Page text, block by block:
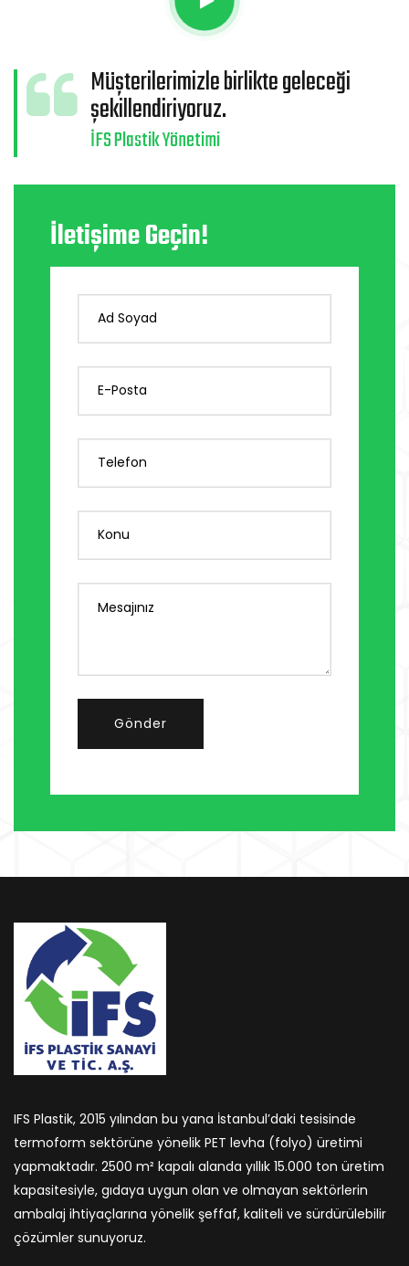
Müşterilerimizle birlikte geleceği
şekillendiriyoruz.
İFS Plastik Yönetimi
İletişime Geçin!
IFS Plastik, 2015 yılından bu yana İstanbul’daki tesisinde
termoform sektörüne yönelik PET levha (folyo) üretimi
yapmaktadır. 2500 m² kapalı alanda yıllık 15.000 ton üretim
kapasitesiyle, gıdaya uygun olan ve olmayan sektörlerin
ambalaj ihtiyaçlarına yönelik şeffaf, kaliteli ve sürdürülebilir
çözümler sunuyoruz.